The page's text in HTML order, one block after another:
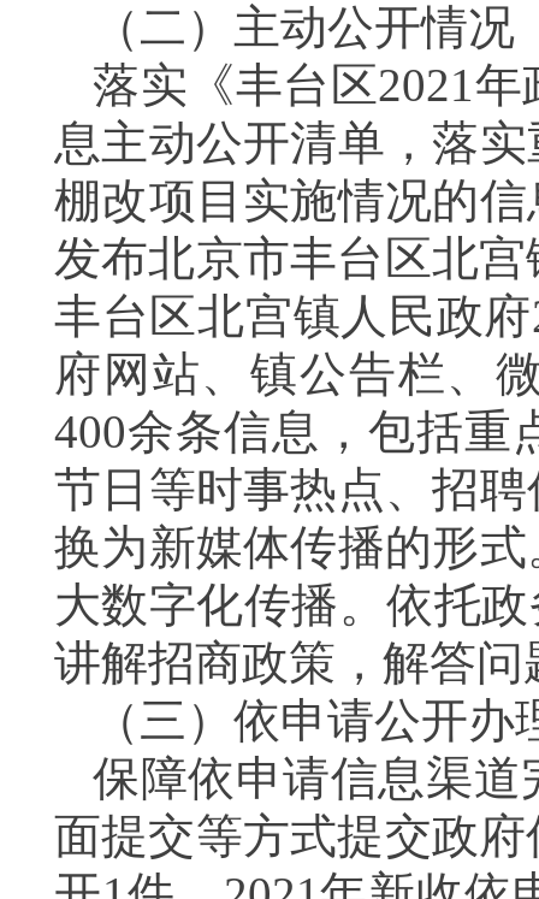
（二） 主动公开情况
落实《丰台区2021
息主动公开清单 ， 落
棚改项目实施情况的
发布北京市丰台区北宫
丰台区北宫镇人民政府
府网站、镇公告栏、
400余条信息 ，包括重
节日等时事热点、招
换为新媒体传播的形式
大数字化传播。依托
讲解招商政策，解答问
（三） 依申请公开办
保障依申请信息渠道
面提交等方式提交政